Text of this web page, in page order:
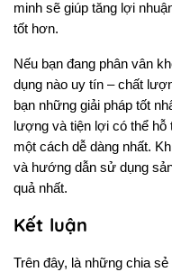
minh sẽ giúp tăng lợi
tốt hơn.
Nếu bạn đang phân vân
dụng nào uy tín – chất
bạn những giải pháp tốt
lượng và tiện lợi có thể
một cách dễ dàng nhất.
và hướng dẫn sử dụng
quả nhất.
Kết luận
Trên đây, là những chia